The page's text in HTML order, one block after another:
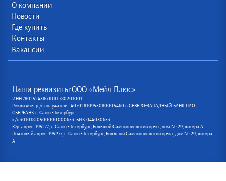
О компании
Новости
Где купить
Контакты
Вакансии
Наши реквизиты:ООО «Мейл Плюс»
ИНН 7802524386 КПП 780201001
Реквизиты р /с получателя: 40702810955080005460 в СЕВЕРО-ЗАПАДНЫЙ БАНК ПАО
СБЕРБАНК г. Санкт-Петербург
к/с 30101810500000000653, БИК 044030653
Юр. адрес: 195277, г. Санкт-Петербург, Большой Сампсониевский пр-кт, дом № 29, литера А
Почтовый адрес: 195277, г. Санкт-Петербург, Большой Сампсониевский пр-кт, дом № 29, литера
А